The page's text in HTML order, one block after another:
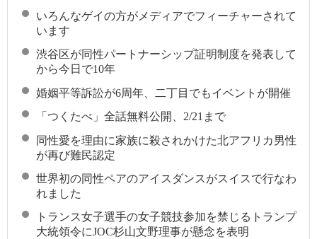
いろんなゲイの方がメディアでフィーチャーされて
います
渋谷区が同性パートナーシップ証明制度を発表して
から今日で10年
婚姻平等訴訟が6周年、二丁目でもイベントが開催
「つくたべ」全話無料公開、2/21まで
同性愛を理由に家族に殺されかけた北アフリカ男性
が再び難民認定
世界初の同性ペアのアイスダンスがスイスで行なわ
れました
トランス女子選手の女子競技参加を禁じるトランプ
大統領令にJOC杉山文野理事が懸念を表明